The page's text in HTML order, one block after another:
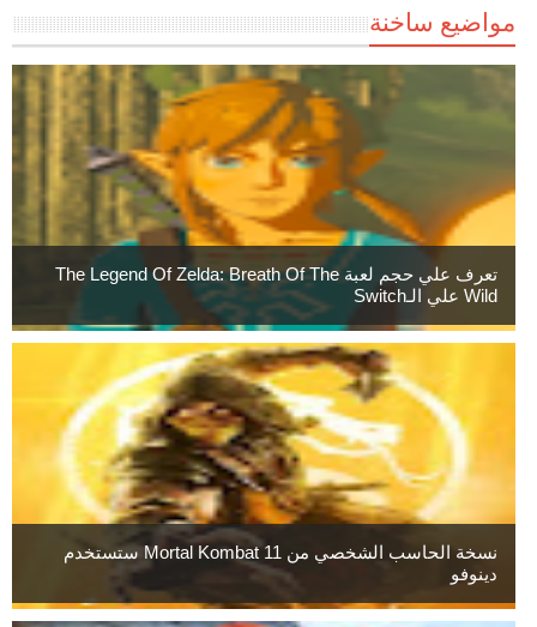
مواضيع ساخنة
تعرف علي حجم لعبة The Legend Of Zelda: Breath Of The
Wild علي الـSwitch
نسخة الحاسب الشخصي من Mortal Kombat 11 ستستخدم
دينوفو